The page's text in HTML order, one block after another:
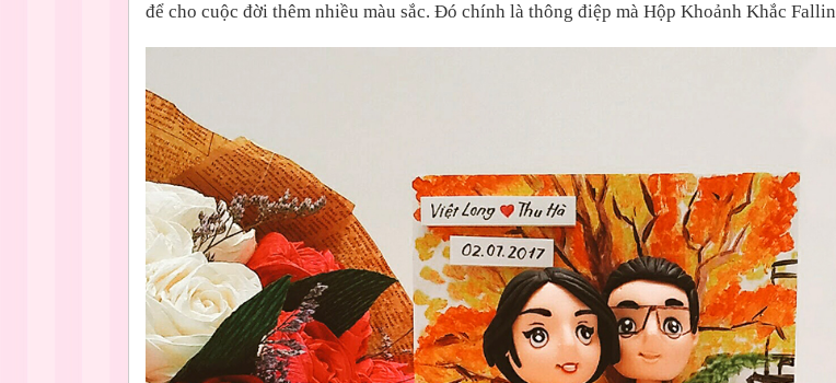
để cho cuộc đời thêm nhiều màu sắc. Đó chính là thông điệp mà Hộp Khoảnh Khắc